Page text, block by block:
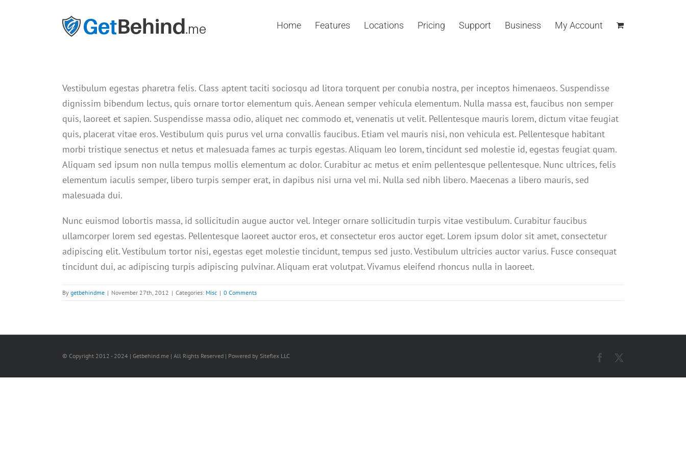
Home Features Locations Pricing Support Business My Account
Vestibulum egestas pharetra felis. Class aptent taciti sociosqu ad litora torquent per conubia nostra, per inceptos himenaeos. Suspendisse
dignissim bibendum lectus, quis ornare tortor elementum quis. Aenean semper vehicula elementum. Nulla massa est, faucibus non semper
quis, laoreet et sapien. Suspendisse massa odio, aliquet nec commodo et, venenatis ut velit. Pellentesque mauris lorem, dictum vitae feugiat
quis, placerat vitae eros. Vestibulum quis purus vel urna convallis faucibus. Etiam vel mauris nisi, non vehicula est. Pellentesque habitant
morbi tristique senectus et netus et malesuada fames ac turpis egestas. Aliquam leo lorem, tincidunt sed molestie id, egestas feugiat quam.
Aliquam sed ipsum non nulla tempus mollis elementum ac dolor. Curabitur ac metus et enim pellentesque pellentesque. Nunc ultrices, felis
elementum iaculis semper, libero turpis semper erat, in dapibus nisi urna vel mi. Nulla sed nibh libero. Maecenas a libero mauris, sed
malesuada dui.
Nunc euismod lobortis massa, id sollicitudin augue auctor vel. Integer ornare sollicitudin turpis vitae vestibulum. Curabitur faucibus
ullamcorper lorem sed egestas. Pellentesque laoreet auctor eros, et consectetur eros auctor eget. Lorem ipsum dolor sit amet, consectetur
adipiscing elit. Vestibulum tortor nisi, egestas eget molestie tincidunt, tempus sed justo. Vestibulum ultricies auctor varius. Fusce consequat
tincidunt dui, ac adipiscing turpis adipiscing pulvinar. Aliquam erat volutpat. Vivamus eleifend rhoncus nulla in laoreet.
By getbehindme | November 27th, 2012 | Categories: Misc | 0 Comments
© Copyright 2012 - 2024 | Getbehind.me | All Rights Reserved | Powered by Siteflex LLC Facebook